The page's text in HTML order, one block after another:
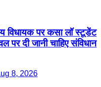
विधायक पर कसा लॉ स्टूडेंट
पर दी जानी चाहिए संविधान
8, 2026